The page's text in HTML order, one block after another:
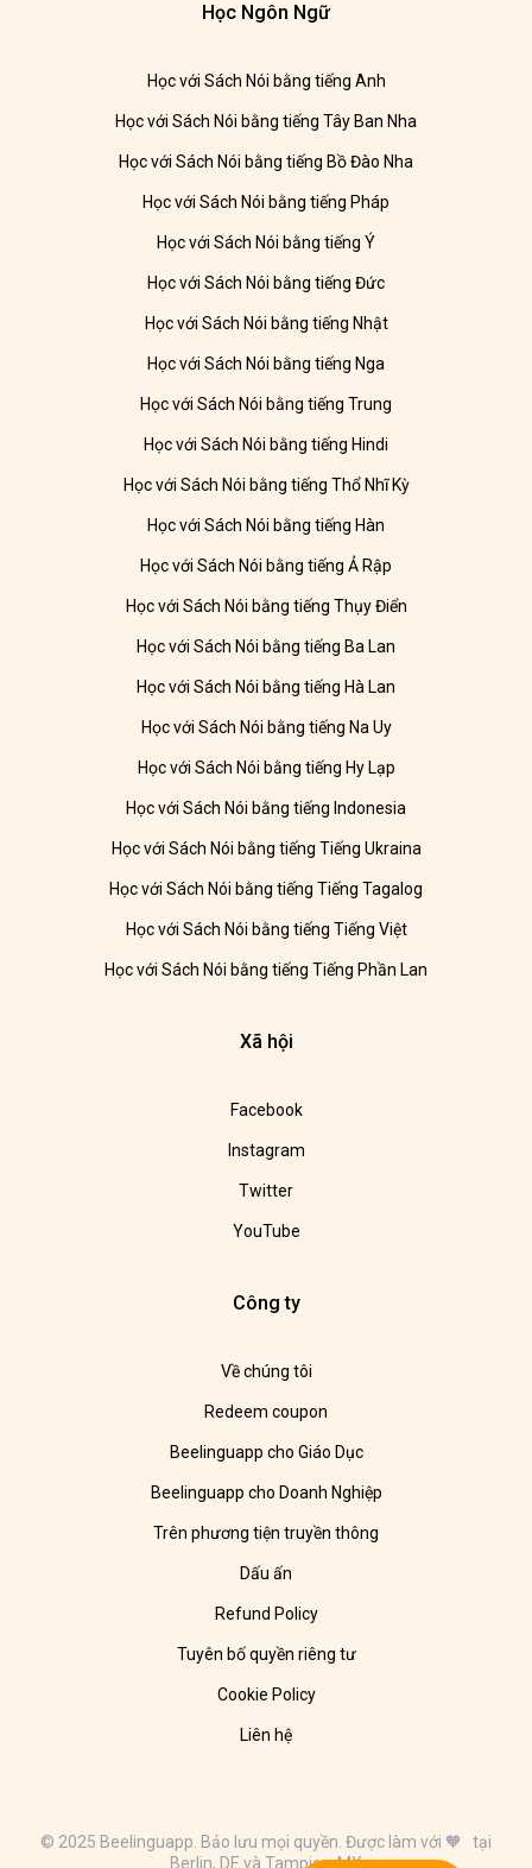
Học Ngôn Ngữ
Học với Sách Nói bằng tiếng Anh
Học với Sách Nói bằng tiếng Tây Ban Nha
Học với Sách Nói bằng tiếng Bồ Đào Nha
Học với Sách Nói bằng tiếng Pháp
Học với Sách Nói bằng tiếng Ý
Học với Sách Nói bằng tiếng Đức
Học với Sách Nói bằng tiếng Nhật
Học với Sách Nói bằng tiếng Nga
Học với Sách Nói bằng tiếng Trung
Học với Sách Nói bằng tiếng Hindi
Học với Sách Nói bằng tiếng Thổ Nhĩ Kỳ
Học với Sách Nói bằng tiếng Hàn
Học với Sách Nói bằng tiếng Ả Rập
Học với Sách Nói bằng tiếng Thụy Điển
Học với Sách Nói bằng tiếng Ba Lan
Học với Sách Nói bằng tiếng Hà Lan
Học với Sách Nói bằng tiếng Na Uy
Học với Sách Nói bằng tiếng Hy Lạp
Học với Sách Nói bằng tiếng Indonesia
Học với Sách Nói bằng tiếng Tiếng Ukraina
Học với Sách Nói bằng tiếng Tiếng Tagalog
Học với Sách Nói bằng tiếng Tiếng Việt
Học với Sách Nói bằng tiếng Tiếng Phần Lan
Xã hội
Facebook
Instagram
Twitter
YouTube
Công ty
Về chúng tôi
Redeem coupon
Beelinguapp cho Giáo Dục
Beelinguapp cho Doanh Nghiệp
Trên phương tiện truyền thông
Dấu ấn
Refund Policy
Tuyên bố quyền riêng tư
Cookie Policy
Liên hệ
© 2025 Beelinguapp. Bảo lưu mọi quyền. Được làm với 🧡 tại
Berlin, DE và Tampico, MX